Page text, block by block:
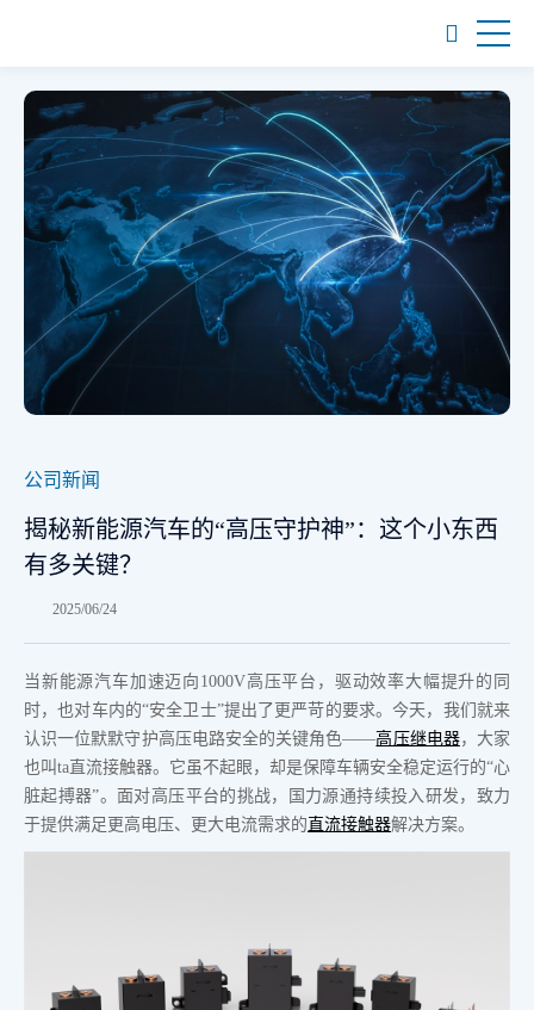
公司新闻
揭秘新能源汽车的“高压守护神”：这个小东西
有多关键？
2025/06/24
当新能源汽车加速迈向1000V高压平台，驱动效率大幅提升的同
时，也对车内的“安全卫士”提出了更严苛的要求。今天，我们就来
认识一位默默守护高压电路安全的关键角色——高压继电器，大家
也叫ta直流接触器。它虽不起眼，却是保障车辆安全稳定运行的“心
脏起搏器”。面对高压平台的挑战，国力源通持续投入研发，致力
于提供满足更高电压、更大电流需求的 直流接触器解决方案。